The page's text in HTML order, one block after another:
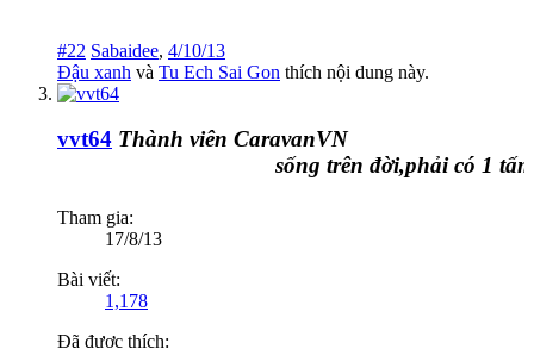
#22 Sabaidee, 4/10/13
Đậu xanh và Tu Ech Sai Gon thích nội dung này.
vvt64 Thành viên CaravanVN
sống trên đời,phải có 1
Tham gia:
17/8/13
Bài viết:
1,178
Đã được thích: